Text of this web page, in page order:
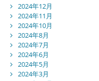
2024年12月
2024年11月
2024年10月
2024年8月
2024年7月
2024年6月
2024年5月
2024年3月